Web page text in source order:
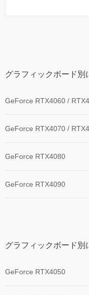
グラフィックボード別
GeForce RTX4060 /
GeForce RTX4070 /
GeForce RTX4080
GeForce RTX4090
グラフィックボード別
GeForce RTX4050